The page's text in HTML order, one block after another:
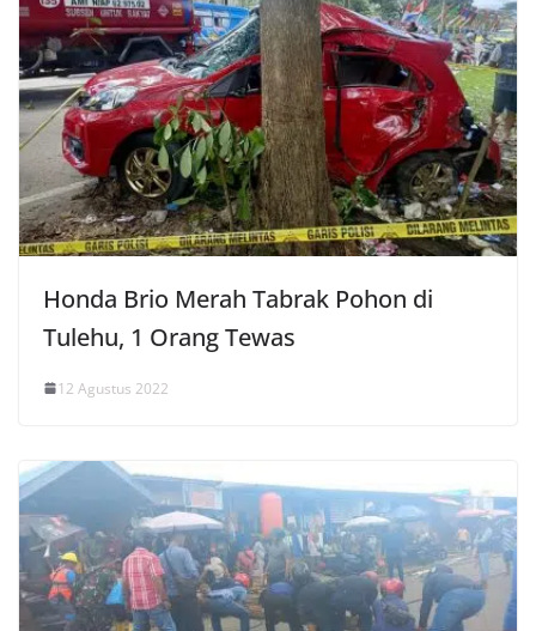
Honda Brio Merah Tabrak Pohon di
Tulehu, 1 Orang Tewas
12 Agustus 2022